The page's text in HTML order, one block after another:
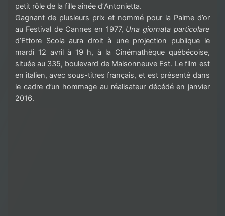
petit rôle de la fille aînée d’Antonietta.
Gagnant de plusieurs prix et nommé pour la Palme d’or
au Festival de Cannes en 1977, Una giornata particolare
d’Ettore Scola aura droit à une projection publique le
mardi 12 avril à 19 h, à la Cinémathèque québécoise,
située au 335, boulevard de Maisonneuve Est. Le film est
en italien, avec sous-titres français, et est présenté dans
le cadre d’un hommage au réalisateur décédé en janvier
2016.